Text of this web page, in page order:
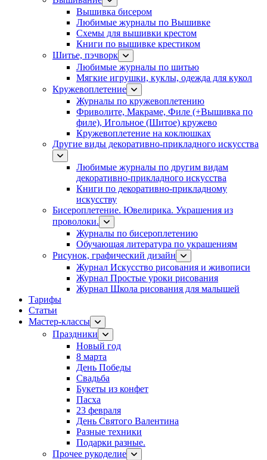
Вышивка бисером
Любимые журналы по Вышивке
Схемы для вышивки крестом
Книги по вышивке крестиком
Шитье, пэчворк
Любимые журналы по шитью
Мягкие игрушки, куклы, одежда для кукол
Кружевоплетение
Журналы по кружевоплетению
Фриволите, Макраме, Филе (+Вышивка по
филе), Игольное (Шитое) кружево
Кружевоплетение на коклюшках
Другие виды декоративно-прикладного искусства
Любимые журналы по другим видам
декоративно-прикладного искусства
Книги по декоративно-прикладному
искусству
Бисероплетение. Ювелирика. Украшения из
проволоки.
Журналы по бисероплетению
Обучающая литература по украшениям
Рисунок, графический дизайн
Журнал Искусство рисования и живописи
Журнал Простые уроки рисования
Журнал Школа рисования для малышей
Тарифы
Статьи
Мастер-классы
Праздники
Новый год
8 марта
День Победы
Свадьба
Букеты из конфет
Пасха
23 февраля
День Святого Валентина
Разные техники
Подарки разные.
Прочее рукоделие